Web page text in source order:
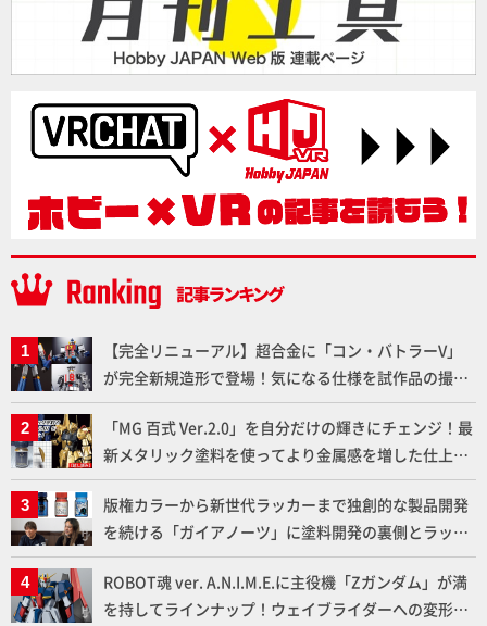
【完全リニューアル】超合金に「コン・バトラーV」
が完全新規造形で登場！気になる仕様を試作品の撮り
下ろしでご紹介!!さらに「大鉄人17」＆「ワンエイ
ト」セット情報もお届け！【超合金の魂】
「MG 百式 Ver.2.0」を自分だけの輝きにチェンジ！最
新メタリック塗料を使ってより金属感を増した仕上が
りに!!【試し読み】
版権カラーから新世代ラッカーまで独創的な製品開発
を続ける「ガイアノーツ」に塗料開発の裏側とラッカ
ー塗料の未来についてインタビュー！
ROBOT魂 ver. A.N.I.M.E.に主役機「Zガンダム」が満
を持してラインナップ！ウェイブライダーへの変形、